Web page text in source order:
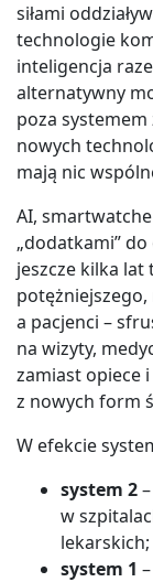
siłami
technologie
inteligencja
alternatywny
poza
nowych
mają nic
AI,
„dodatkami”
jeszcze kilka
a pacjenci –
na wizyty,
zamiast opiece
z nowych form
W efekcie
system 2
w
lekarskich;
system 1